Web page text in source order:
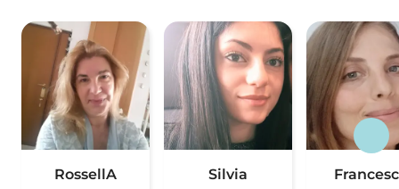
RossellA Silvia